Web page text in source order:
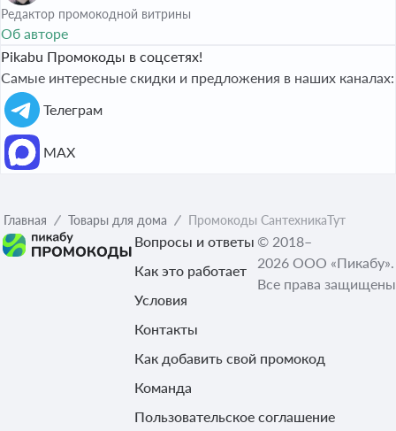
Редактор промокодной витрины
Об авторе
Pikabu Промокоды в соцсетях!
Самые интересные скидки и предложения в наших каналах:
Телеграм
МАХ
Главная Товары для дома Промокоды СантехникаТут
Вопросы и ответы
Как это работает
Условия
Контакты
Как добавить свой промокод
Команда
Пользовательское соглашение
© 2018–
2026 ООО «Пикабу».
Все права защищены